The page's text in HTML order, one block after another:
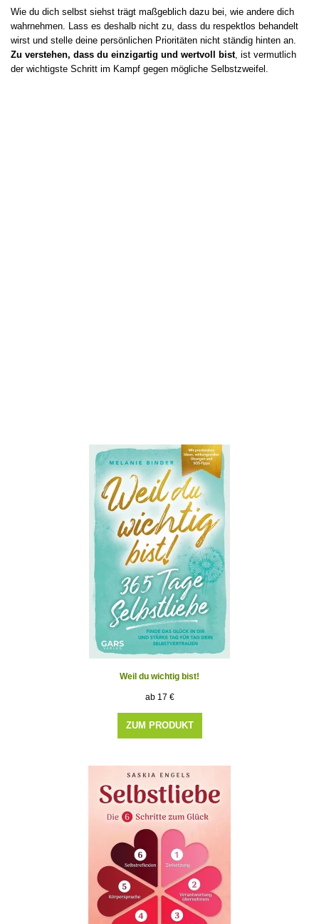
Wie du dich selbst siehst trägt maßgeblich dazu bei, wie andere dich
wahrnehmen. Lass es deshalb nicht zu, dass du respektlos behandelt
wirst und stelle deine persönlichen Prioritäten nicht ständig hinten an.
Zu verstehen, dass du einzigartig und wertvoll bist, ist vermutlich
der wichtigste Schritt im Kampf gegen mögliche Selbstzweifel.
Weil du wichtig bist!
17 €
ZUM PRODUKT